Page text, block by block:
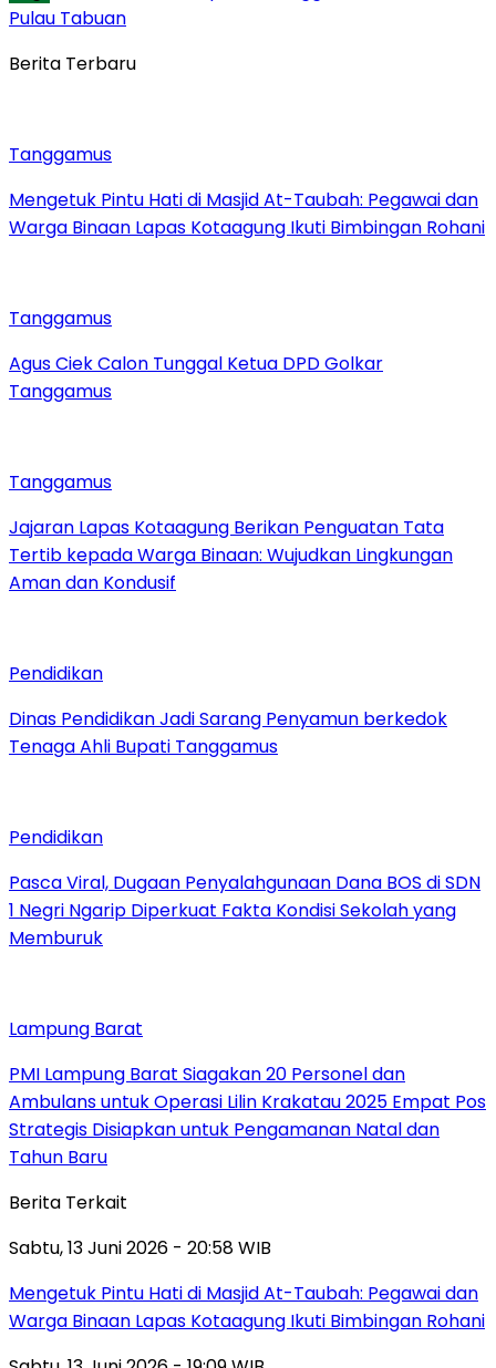
Pulau Tabuan
Berita Terbaru
Tanggamus
Mengetuk Pintu Hati di Masjid At-Taubah: Pegawai dan
Warga Binaan Lapas Kotaagung Ikuti Bimbingan Rohani
Tanggamus
Agus Ciek Calon Tunggal Ketua DPD Golkar
Tanggamus
Tanggamus
Jajaran Lapas Kotaagung Berikan Penguatan Tata
Tertib kepada Warga Binaan: Wujudkan Lingkungan
Aman dan Kondusif
Pendidikan
Dinas Pendidikan Jadi Sarang Penyamun berkedok
Tenaga Ahli Bupati Tanggamus
Pendidikan
Pasca Viral, Dugaan Penyalahgunaan Dana BOS di SDN
1 Negri Ngarip Diperkuat Fakta Kondisi Sekolah yang
Memburuk
Lampung Barat
PMI Lampung Barat Siagakan 20 Personel dan
Ambulans untuk Operasi Lilin Krakatau 2025 Empat Pos
Strategis Disiapkan untuk Pengamanan Natal dan
Tahun Baru
Berita Terkait
Sabtu, 13 Juni 2026 - 20:58 WIB
Mengetuk Pintu Hati di Masjid At-Taubah: Pegawai dan
Warga Binaan Lapas Kotaagung Ikuti Bimbingan Rohani